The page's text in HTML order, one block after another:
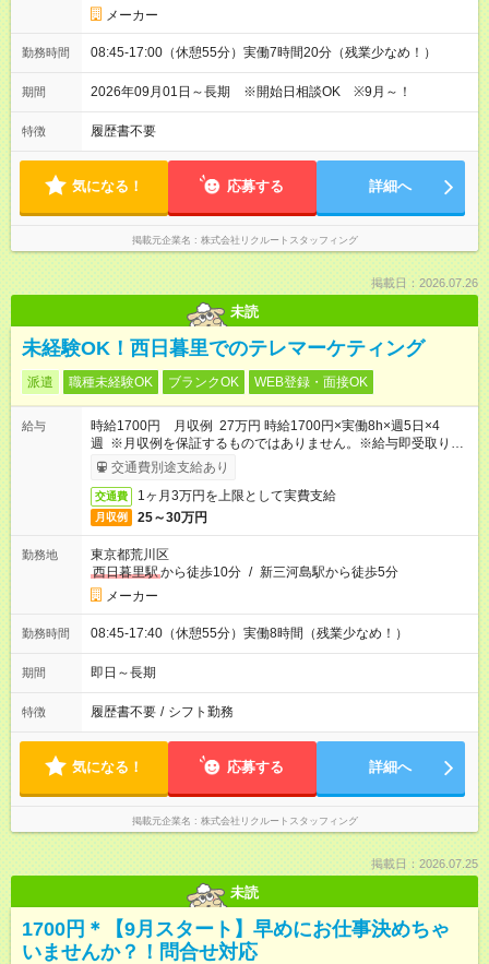
メーカー
勤務時間 08:45-17:00（休憩55分）実働7時間20分（残業少なめ！）
期間 2026年09月01日～長期 ※開始日相談OK ※9月～！
特徴 履歴書不要
気になる！ 応募する 詳細へ
掲載元企業名 株式会社リクルートスタッフィング
掲載日：2026.07.26
未読
未経験OK！西日暮里でのテレマーケティング
派遣 職種未経験OK ブランクOK WEB登録・面接OK
給与
時給1700円 月収例 27万円 時給1700円×実働8h×週5日×4
週 ※月収例を保証するものではありません。※給与即受取りサ
ービス利用可（利用条件有）
交通費別途支給あり
交通費 1ヶ月3万円を上限として実費支給
月収例 25～30万円
勤務地
東京都荒川区
西日暮里駅から徒歩10分 / 新三河島駅から徒歩5分
メーカー
勤務時間 08:45-17:40（休憩55分）実働8時間（残業少なめ！）
期間 即日～長期
特徴 履歴書不要 / シフト勤務
気になる！ 応募する 詳細へ
掲載元企業名 株式会社リクルートスタッフィング
掲載日：2026.07.25
未読
1700円＊【9月スタート】早めにお仕事決めちゃ
いませんか？！問合せ対応